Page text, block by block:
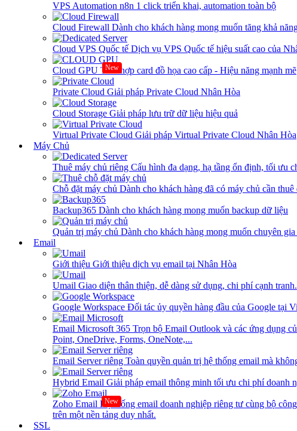
VPS Automation n8n 1 click triển khai, automation toàn bộ
Cloud Firewall Dành cho khách hàng mong muốn tăng khả
Cloud VPS Quốc tế Dịch vụ VPS Quốc tế hiệu suất cao của
Cloud GPU New
Tích hợp card đồ họa cao cấp - Hiệu năng mạnh mẽ
Private Cloud Giải pháp Private Cloud Nhân Hòa
Cloud Storage Giải pháp lưu trữ dữ liệu hiệu quả
Virtual Private Cloud Giải pháp Virtual Private Cloud Nhân Hòa
Máy Chủ
Thuê máy chủ riêng Cấu hình đa dạng, hạ tầng ổn định, tối ưu
Chỗ đặt máy chủ Dành cho khách hàng đã có máy chủ cần
Backup365 Dành cho khách hàng mong muốn backup dữ liệu
Quản trị máy chủ Dành cho khách hàng mong muốn chuyên
Email
Giới thiệu Giới thiệu dịch vụ email tại Nhân Hòa
Umail Giao diện thân thiện, dễ dàng sử dụng, chi phí cạnh tranh.
Google Workspace Đối tác ủy quyền hàng đầu của Google tại
Email Microsoft 365 Trọn bộ Email Outlook và các ứng dụng
Point, OneDrive, Forms, OneNote,...
Email Server riêng Toàn quyền quản trị hệ thống email mà
Hybrid Email Giải pháp email thông minh tối ưu chi phí doanh
Zoho Email New
Hệ thống email doanh nghiệp riêng tư cùng bộ
trên một nền tảng duy nhất.
SSL